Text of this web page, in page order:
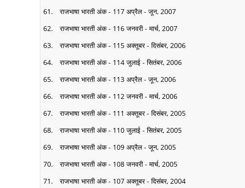
राजभाषा भारती अंक - 117 अप्रैल - जून, 2007
राजभाषा भारती अंक - 116 जनवरी - मार्च, 2007
राजभाषा भारती अंक - 115 अक्तूबर - दिसंबर, 2006
राजभाषा भारती अंक - 114 जुलाई - सितंबर, 2006
राजभाषा भारती अंक - 113 अप्रैल - जून, 2006
राजभाषा भारती अंक - 112 जनवरी - मार्च, 2006
राजभाषा भारती अंक - 111 अक्तूबर - दिसंबर, 2005
राजभाषा भारती अंक - 110 जुलाई - सितंबर, 2005
राजभाषा भारती अंक - 109 अप्रैल - जून, 2005
राजभाषा भारती अंक - 108 जनवरी - मार्च, 2005
राजभाषा भारती अंक - 107 अक्तूबर - दिसंबर, 2004